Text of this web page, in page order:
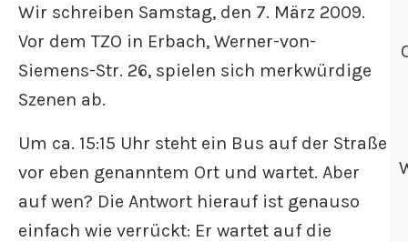
Wir schreiben Samstag, den 7. März 2009.
Vor dem TZO in Erbach, Werner-von-
Siemens-Str. 26, spielen sich merkwürdige
Szenen ab.
Um ca. 15:15 Uhr steht ein Bus auf der Straße
vor eben genanntem Ort und wartet. Aber
auf wen? Die Antwort hierauf ist genauso
einfach wie verrückt: Er wartet auf die